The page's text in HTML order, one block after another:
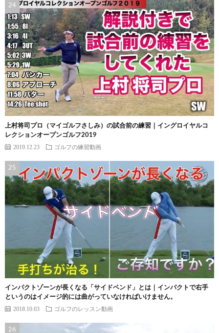
上村将司プロ（マイゴルフさしみ）の試合前の練習｜イングロイヤルコ
レクションオープンゴルフ2019
2019.12.23 ゴルフの練習動画
インパクトゾーンが長くなる「サイドベンド」とは｜インパクトで右手
というのはイメージ的には曲がっていなければいけません。
2018.10.03 ゴルフのレッスン動画